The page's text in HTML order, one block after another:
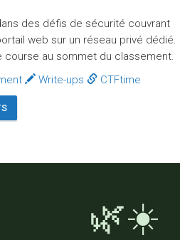
des défis de sécurité couvrant
web sur un réseau privé dédié.
au sommet du classement.
Write-ups CTFtime
🌿☀️